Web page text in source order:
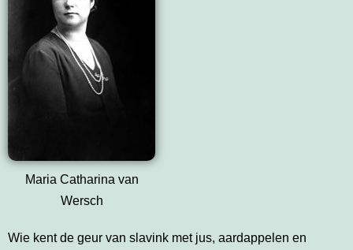
Maria Catharina van
Wersch
Wie kent de geur van slavink met jus, aardappelen en